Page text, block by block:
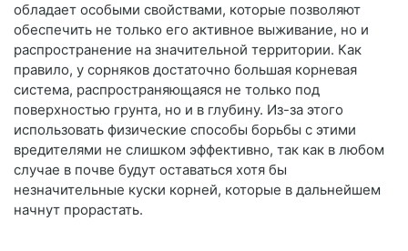
обладает особыми свойствами, которые позволяют
обеспечить не только его активное выживание, но и
распространение на значительной территории. Как
правило, у сорняков достаточно большая корневая
система, распространяющаяся не только под
поверхностью грунта, но и в глубину. Из-за этого
использовать физические способы борьбы с этими
вредителями не слишком эффективно, так как в любом
случае в почве будут оставаться хотя бы
незначительные куски корней, которые в дальнейшем
начнут прорастать.